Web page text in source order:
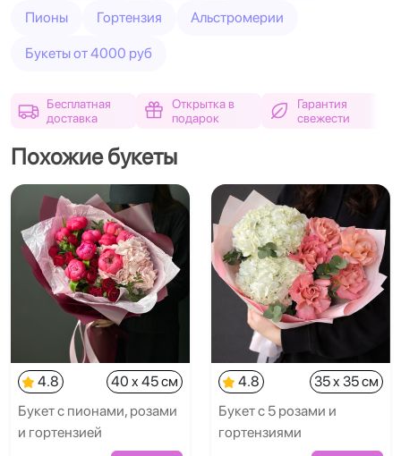
Пионы Гортензия Альстромерии
Букеты от 4000 руб
Бесплатная
доставка
Открытка в
подарок
Гарантия
свежести
Похожие букеты
4.8
40 x 45 см
Букет с пионами, розами
и гортензией
4.8
35 x 35 см
Букет с 5 розами и
гортензиями